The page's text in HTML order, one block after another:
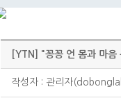
[YTN] "꽁꽁 언 몸과 마
작성자 : 관리자